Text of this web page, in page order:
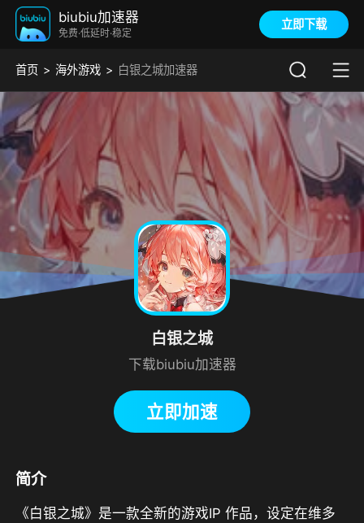
biubiu加速器
免费·低延时·稳定
立即下载
首页 海外游戏 白银之城加速器
白银之城
下载biubiu加速器
立即加速
简介
《白银之城》是一款全新的游戏IP 作品，设定在维多